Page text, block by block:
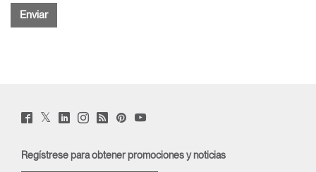
Facebook
(opens
Twitter
(opens
LinkedIn
(opens
Instagram
(opens
Humanscale
Blog
window)
PinterstYouTube
Regístrese para obtener promociones y noticias